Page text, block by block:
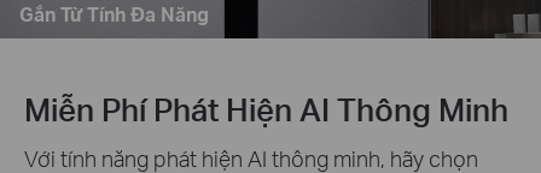
Gắn Từ Tính Đa Năng
Miễn Phí Phát Hiện AI Thông Minh
Với tính năng phát hiện AI thông minh, hãy chọn